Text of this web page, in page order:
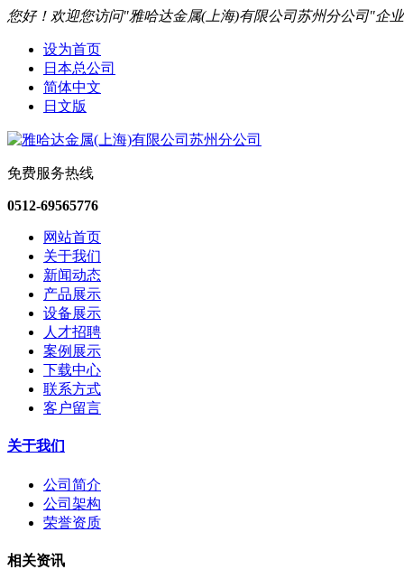
您好！欢迎您访问"雅哈达金属(上海)有限公司苏州分公司"企
设为首页
日本总公司
简体中文
日文版
免费服务热线
0512-69565776
网站首页
关于我们
新闻动态
产品展示
设备展示
人才招聘
案例展示
下载中心
联系方式
客户留言
关于我们
公司简介
公司架构
荣誉资质
相关资讯